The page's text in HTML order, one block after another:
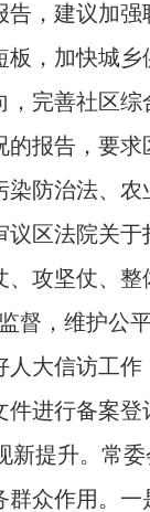
，建议加
，加快城
完善社区
报告，要
防治法、
区法院关
攻坚仗、
督，维护公
大信访工
件进行备案登
新提升。常
众作用。